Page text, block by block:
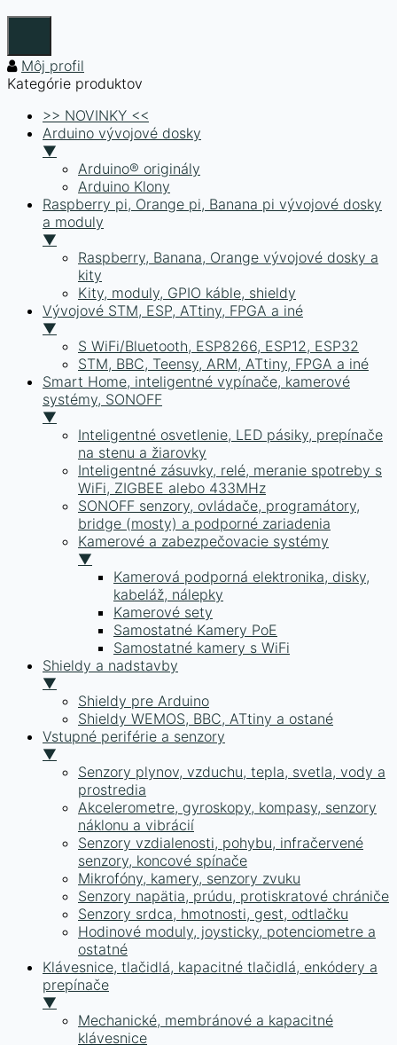
Môj profil
Kategórie produktov
>> NOVINKY <<
Arduino vývojové dosky
▼
Arduino® originály
Arduino Klony
Raspberry pi, Orange pi, Banana pi vývojové dosky
a moduly
▼
Raspberry, Banana, Orange vývojové dosky a
kity
Kity, moduly, GPIO káble, shieldy
Vývojové STM, ESP, ATtiny, FPGA a iné
▼
S WiFi/Bluetooth, ESP8266, ESP12, ESP32
STM, BBC, Teensy, ARM, ATtiny, FPGA a iné
Smart Home, inteligentné vypínače, kamerové
systémy, SONOFF
▼
Inteligentné osvetlenie, LED pásiky, prepínače
na stenu a žiarovky
Inteligentné zásuvky, relé, meranie spotreby s
WiFi, ZIGBEE alebo 433MHz
SONOFF senzory, ovládače, programátory,
bridge (mosty) a podporné zariadenia
Kamerové a zabezpečovacie systémy
▼
Kamerová podporná elektronika, disky,
kabeláž, nálepky
Kamerové sety
Samostatné Kamery PoE
Samostatné kamery s WiFi
Shieldy a nadstavby
▼
Shieldy pre Arduino
Shieldy WEMOS, BBC, ATtiny a ostané
Vstupné periférie a senzory
▼
Senzory plynov, vzduchu, tepla, svetla, vody a
prostredia
Akcelerometre, gyroskopy, kompasy, senzory
náklonu a vibrácií
Senzory vzdialenosti, pohybu, infračervené
senzory, koncové spínače
Mikrofóny, kamery, senzory zvuku
Senzory napätia, prúdu, protiskratové chrániče
Senzory srdca, hmotnosti, gest, odtlačku
Hodinové moduly, joysticky, potenciometre a
ostatné
Klávesnice, tlačidlá, kapacitné tlačidlá, enkódery a
prepínače
▼
Mechanické, membránové a kapacitné
klávesnice